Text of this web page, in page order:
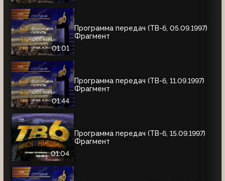
01:01
Программа передач (ТВ-6, 05.09.1997)
Фрагмент
01:44
Программа передач (ТВ-6, 11.09.1997)
Фрагмент
01:04
Программа передач (ТВ-6, 15.09.1997)
Фрагмент